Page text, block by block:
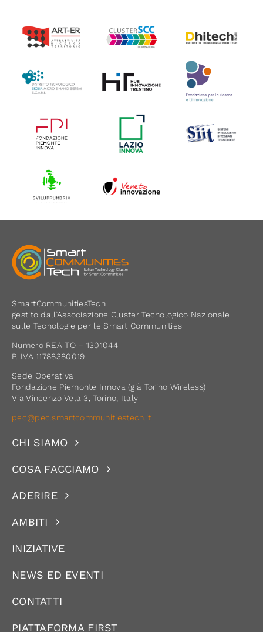
SmartCommunitiesTech
gestito dall’Associazione Cluster Tecnologico Nazionale
sulle Tecnologie per le Smart Communities
Numero REA TO – 1301044
P. IVA 11788380019
Sede Operativa
Fondazione Piemonte Innova (già Torino Wireless)
Via Vincenzo Vela 3, Torino, Italy
pec@pec.smartcommunitiestech.it
CHI SIAMO
COSA FACCIAMO
ADERIRE
AMBITI
INIZIATIVE
NEWS ED EVENTI
CONTATTI
PIATTAFORMA FIRST